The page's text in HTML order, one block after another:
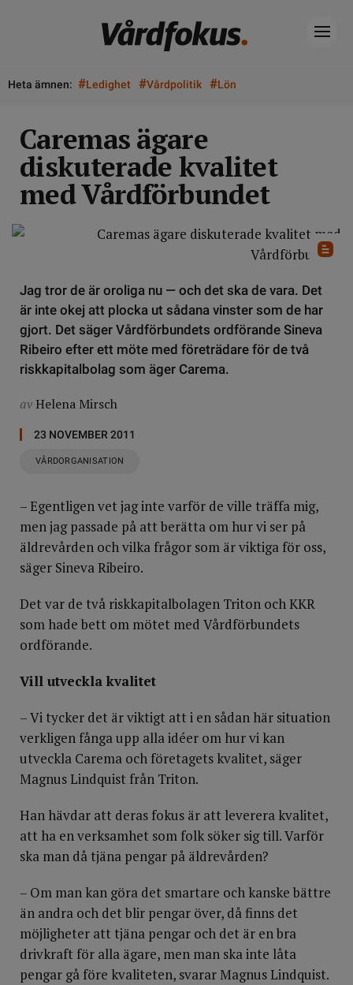
Heta ämnen: #Ledighet #Vårdpolitik #Lön
Caremas ägare
diskuterade kvalitet
med Vårdförbundet
Jag tror de är oroliga nu — och det ska de vara. Det
är inte okej att plocka ut sådana vinster som de har
gjort. Det säger Vårdförbundets ordförande Sineva
Ribeiro efter ett möte med företrädare för de två
riskkapitalbolag som äger Carema.
av Helena Mirsch
23 NOVEMBER 2011
VÅRDORGANISATION
– Egentligen vet jag inte varför de ville träffa mig,
men jag passade på att berätta om hur vi ser på
äldrevården och vilka frågor som är viktiga för oss,
säger Sineva Ribeiro.
Det var de två riskkapitalbolagen Triton och KKR
som hade bett om mötet med Vårdförbundets
ordförande.
Vill utveckla kvalitet
– Vi tycker det är viktigt att i en sådan här situation
verkligen fånga upp alla idéer om hur vi kan
utveckla Carema och företagets kvalitet, säger
Magnus Lindquist från Triton.
Han hävdar att deras fokus är att leverera kvalitet,
att ha en verksamhet som folk söker sig till. Varför
ska man då tjäna pengar på äldrevården?
– Om man kan göra det smartare och kanske bättre
än andra och det blir pengar över, då finns det
möjligheter att tjäna pengar och det är en bra
drivkraft för alla ägare, men man ska inte låta
pengar gå före kvaliteten, svarar Magnus Lindquist.